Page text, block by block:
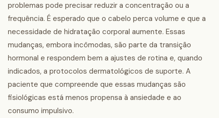
problemas pode precisar reduzir a concentração ou a
frequência. É esperado que o cabelo perca volume e que a
necessidade de hidratação corporal aumente. Essas
mudanças, embora incômodas, são parte da transição
hormonal e respondem bem a ajustes de rotina e, quando
indicados, a protocolos dermatológicos de suporte. A
paciente que compreende que essas mudanças são
fisiológicas está menos propensa à ansiedade e ao
consumo impulsivo.